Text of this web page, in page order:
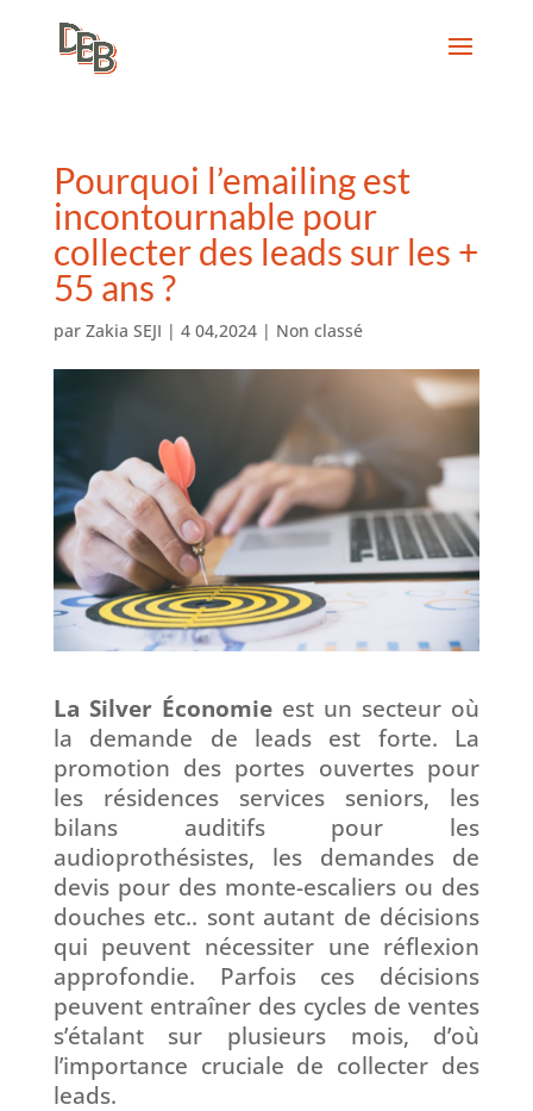
Pourquoi l’emailing est
incontournable pour
collecter des leads sur les +
55 ans ?
par Zakia SEJI | 4 04,2024| Non classé
La Silver Économieest un secteur où
la demande de leads est forte. La
promotion des portes ouvertes pour
les résidences services seniors, les
bilansauditifs pour les
audioprothésistes, les demandes de
devis pour des monte-escaliers ou des
douches etc.. sont autant de décisions
qui peuvent nécessiter une réflexion
approfondie. Parfois ces décisions
peuvent entraîner des cycles de ventes
s’étalant sur plusieurs mois, d’où
l’importance cruciale de collecter des
leads.